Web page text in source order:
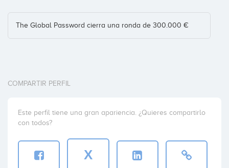
The Global Password cierra una ronda de 300.000 €
COMPARTIR PERFIL
Este perfil tiene una gran apariencia. ¿Quieres compartirlo
con todos?
X